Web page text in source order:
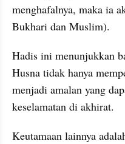
menghafalnya, maka ia
Bukhari dan Muslim).
Hadis ini menunjukkan
Husna tidak hanya
menjadi amalan yang
keselamatan di akhirat.
Keutamaan lainnya